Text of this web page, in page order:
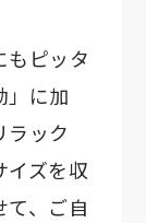
もピッタ
」に加
ラック
イズを収
、ご自